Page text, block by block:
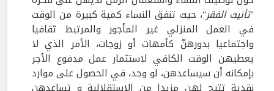
"تأنيث الفقر"، حيث تنفق النساء كمية كبيرة من الوقت
في العمل المنزلي غير المأجور والمرتبط ثقافيا
واجتماعيا بدورهنّ كأمهات أو زوجات، الأمر الذي لا
يعطيهن الوقت الكافي لاستثمار عمل مدفوع الأجر
بإمكانه أن سيساعدهن، لو وجد، في الحصول على موارد